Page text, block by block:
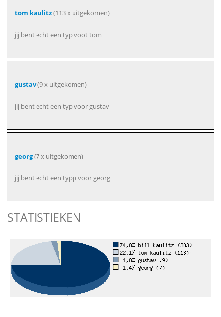
tom kaulitz(113 x uitgekomen)
jij bent echt een typ voot tom
gustav(9 x uitgekomen)
jij bent echt een typ voor gustav
georg(7 x uitgekomen)
jij bent echt een typp voor georg
STATISTIEKEN